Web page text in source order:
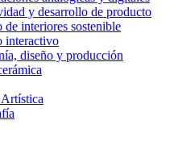
y desarrollo de producto
de interiores sostenible
interactivo
diseño y producción